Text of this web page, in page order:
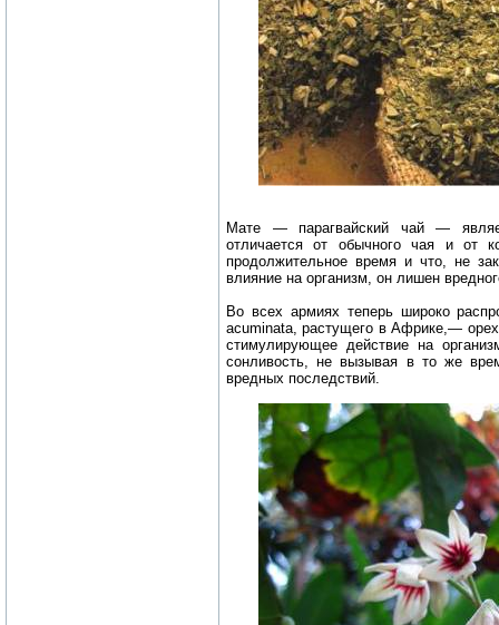
Мате — парагвайский чай —
отличается от обычного чая и от
продолжительное время и что, не
влияние на организм, он лишен
Во всех армиях теперь широко
acuminata, растущего в Африке,—
стимулирующее действие на
сонливость, не вызывая в то же
вредных последствий.